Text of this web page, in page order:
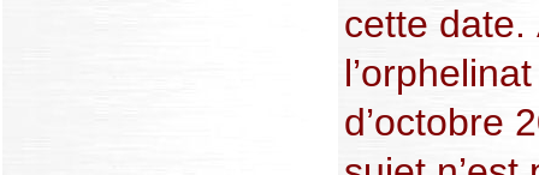
cette date.
d’octobre